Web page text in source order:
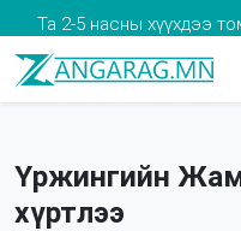
Үржингийн
хүртлээ